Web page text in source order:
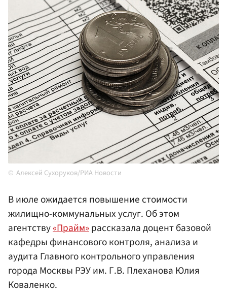
Алексей Сухоруков/РИА Новости
В июле ожидается повышение стоимости
жилищно-коммунальных услуг. Об этом
агентству«Прайм»рассказала доцент базовой
кафедры финансового контроля, анализа и
аудита Главного контрольного управления
города Москвы РЭУ им. Г.В. Плеханова Юлия
Коваленко.